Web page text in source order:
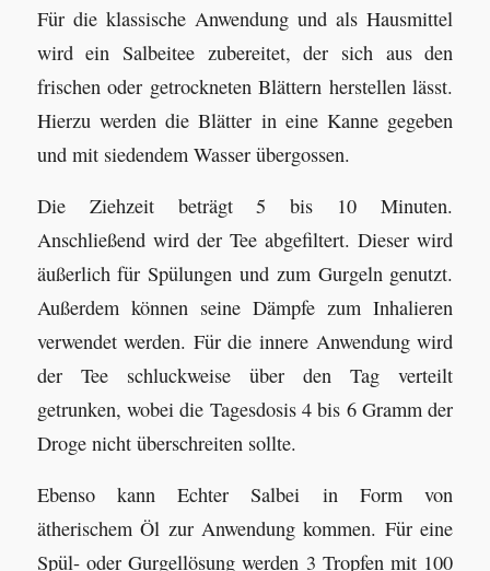
Für die klassische Anwendung und als Hausmittel
wird ein Salbeitee zubereitet, der sich aus den
frischen oder getrockneten Blättern herstellen lässt.
Hierzu werden die Blätter in eine Kanne gegeben
und mit siedendem Wasser übergossen.
Die Ziehzeit beträgt 5 bis 10 Minuten.
Anschließend wird der Tee abgefiltert. Dieser wird
äußerlich für Spülungen und zum Gurgeln genutzt.
Außerdem können seine Dämpfe zum Inhalieren
verwendet werden. Für die innere Anwendung wird
der Tee schluckweise über den Tag verteilt
getrunken, wobei die Tagesdosis 4 bis 6 Gramm der
Droge nicht überschreiten sollte.
Ebenso kann Echter Salbei in Form von
ätherischem Öl zur Anwendung kommen. Für eine
Spül- oder Gurgellösung werden 3 Tropfen mit 100